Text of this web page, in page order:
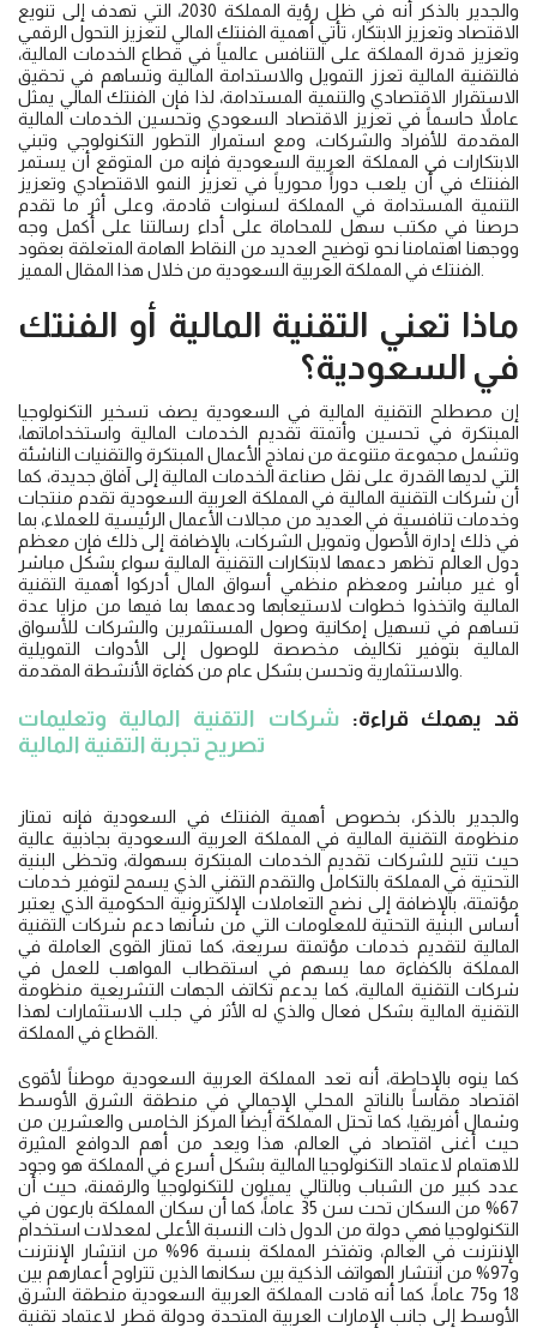
والجدير بالذكر أنه في ظل رؤية المملكة 2030، التي تهدف إلى تنويع
الاقتصاد وتعزيز الابتكار، تأتي أهمية الفنتك المالي لتعزيز التحول الرقمي
وتعزيز قدرة المملكة على التنافس عالمياً في قطاع الخدمات المالية،
فالتقنية المالية تعزز التمويل والاستدامة المالية وتساهم في تحقيق
الاستقرار الاقتصادي والتنمية المستدامة، لذا فإن الفنتك المالي يمثل
عاملاً حاسماً في تعزيز الاقتصاد السعودي وتحسين الخدمات المالية
المقدمة للأفراد والشركات، ومع استمرار التطور التكنولوجي وتبني
الابتكارات في المملكة العربية السعودية فإنه من المتوقع أن يستمر
الفنتك في أن يلعب دوراً محورياً في تعزيز النمو الاقتصادي وتعزيز
التنمية المستدامة في المملكة لسنوات قادمة، وعلى أثر ما تقدم
حرصنا في مكتب سهل للمحاماة على أداء رسالتنا على أكمل وجه
ووجهنا اهتمامنا نحو توضيح العديد من النقاط الهامة المتعلقة بعقود
ماذا تعني التقنية المالية أو الفنتك
في السعودية؟
إن مصطلح التقنية المالية في السعودية يصف تسخير التكنولوجيا
المبتكرة في تحسين وأتمتة تقديم الخدمات المالية واستخداماتها،
وتشمل مجموعة متنوعة من نماذج الأعمال المبتكرة والتقنيات الناشئة
التي لديها القدرة على نقل صناعة الخدمات المالية إلى آفاق جديدة، كما
أن شركات التقنية المالية في المملكة العربية السعودية تقدم منتجات
وخدمات تنافسية في العديد من مجالات الأعمال الرئيسية للعملاء، بما
في ذلك إدارة الأصول وتمويل الشركات، بالإضافة إلى ذلك فإن معظم
دول العالم تظهر دعمها لابتكارات التقنية المالية سواء بشكل مباشر
أو غير مباشر ومعظم منظمي أسواق المال أدركوا أهمية التقنية
المالية واتخذوا خطوات لاستيعابها ودعمها بما فيها من مزايا عدة
تساهم في تسهيل إمكانية وصول المستثمرين والشركات للأسواق
المالية بتوفير تكاليف مخصصة للوصول إلى الأدوات التمويلية
قد يهمك قراءة: شركات التقنية المالية وتعليمات
تصريح تجربة التقنية المالية
والجدير بالذكر، بخصوص أهمية الفنتك في السعودية فإنه تمتاز
منظومة التقنية المالية في المملكة العربية السعودية بجاذبية عالية
حيث تتيح للشركات تقديم الخدمات المبتكرة بسهولة، وتحظى البنية
التحتية في المملكة بالتكامل والتقدم التقني الذي يسمح لتوفير خدمات
مؤتمتة، بالإضافة إلى نضج التعاملات الإلكترونية الحكومية الذي يعتبر
أساس البنية التحتية للمعلومات التي من شأنها دعم شركات التقنية
المالية لتقديم خدمات مؤتمتة سريعة، كما تمتاز القوى العاملة في
المملكة بالكفاءة مما يسهم في استقطاب المواهب للعمل في
شركات التقنية المالية، كما يدعم تكاتف الجهات التشريعية منظومة
التقنية المالية بشكل فعال والذي له الأثر في جلب الاستثمارات لهذا
كما ينوه بالإحاطة، أنه تعد المملكة العربية السعودية موطناً لأقوى
اقتصاد مقاساً بالناتج المحلي الإجمالي في منطقة الشرق الأوسط
وشمال أفريقيا، كما تحتل المملكة أيضاً المركز الخامس والعشرين من
حيث أغنى اقتصاد في العالم، هذا ويعد من أهم الدوافع المثيرة
للاهتمام لاعتماد التكنولوجيا المالية بشكل أسرع في المملكة هو وجود
عدد كبير من الشباب وبالتالي يميلون للتكنولوجيا والرقمنة، حيث أن
67% من السكان تحت سن 35 عاماً، كما أن سكان المملكة بارعون في
التكنولوجيا فهي دولة من الدول ذات النسبة الأعلى لمعدلات استخدام
الإنترنت في العالم، وتفتخر المملكة بنسبة 96% من انتشار الإنترنت
و97% من انتشار الهواتف الذكية بين سكانها الذين تتراوح أعمارهم بين
18 و75 عاماً، كما أنه قادت المملكة العربية السعودية منطقة الشرق
الأوسط إلى جانب الإمارات العربية المتحدة ودولة قطر لاعتماد تقنية